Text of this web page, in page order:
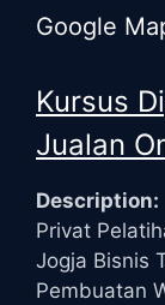
Google
Kursus
Jualan
Description:
Privat
Jogja Bisnis
Pembuatan